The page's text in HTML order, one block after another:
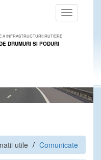
Toggle
navigation
A INFRASTRUCTURII RUTIERE
DRUMURI SI PODURI
utile Comunicate